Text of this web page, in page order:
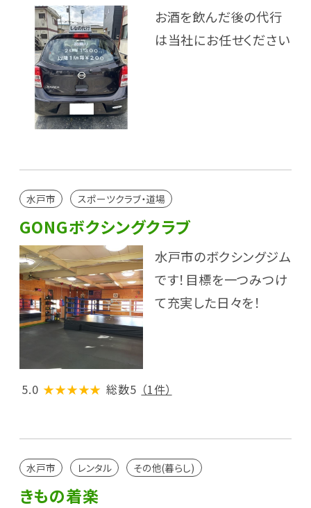
お酒を飲んだ後の代行
は当社にお任せください
水戸市 スポーツクラブ・道場
GONGボクシングクラブ
水戸市のボクシングジム
です！目標を一つみつけ
て充実した日々を！
5.0 ★★★★★ 総数5 （1件）
水戸市 レンタル その他(暮らし)
きもの着楽